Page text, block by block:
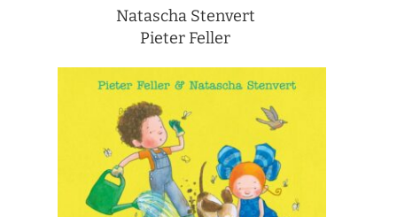
Natascha Stenvert
Pieter Feller